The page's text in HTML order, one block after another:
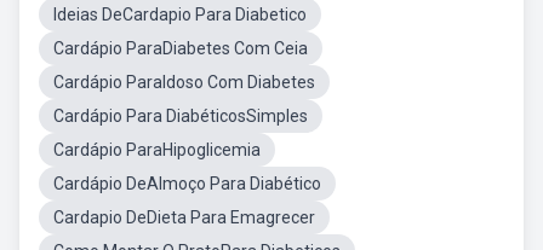
Ideias DeCardapio Para Diabetico
Cardápio ParaDiabetes Com Ceia
Cardápio ParaIdoso Com Diabetes
Cardápio Para DiabéticosSimples
Cardápio ParaHipoglicemia
Cardápio DeAlmoço Para Diabético
Cardapio DeDieta Para Emagrecer